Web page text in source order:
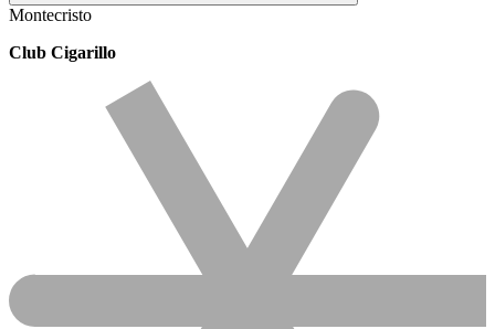
Montecristo
Club Cigarillo